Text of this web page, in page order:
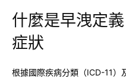
什麼是早洩定
症狀
根據國際疾病分類（ICD-11）